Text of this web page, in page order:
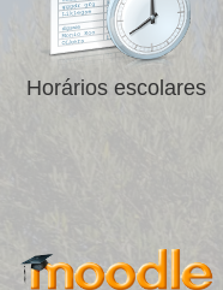
Horários escolares